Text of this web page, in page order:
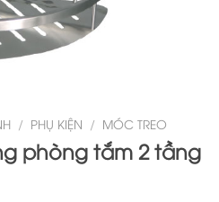
/ PHỤ KIỆN / MÓC TREO
phòng tắm 2 tầng